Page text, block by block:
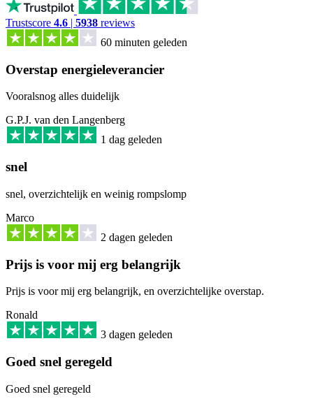
Trustscore 4.6 | 5938 reviews
60 minuten geleden
Overstap energieleverancier
Vooralsnog alles duidelijk
G.P.J. van den Langenberg
1 dag geleden
snel
snel, overzichtelijk en weinig rompslomp
Marco
2 dagen geleden
Prijs is voor mij erg belangrijk
Prijs is voor mij erg belangrijk, en overzichtelijke overstap.
Ronald
3 dagen geleden
Goed snel geregeld
Goed snel geregeld